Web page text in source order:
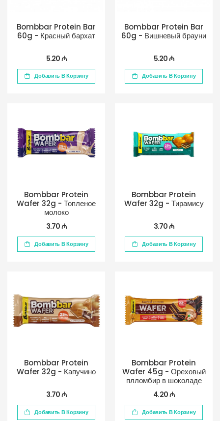
Bombbar Protein Bar
60g - Красный бархат
5.20 ₼
Добавить В Корзину
Bombbar Protein Bar
60g - Вишневый брауни
5.20 ₼
Добавить В Корзину
Bombbar Protein
Wafer 32g - Топленое
молоко
3.70 ₼
Добавить В Корзину
Bombbar Protein
Wafer 32g - Тирамису
3.70 ₼
Добавить В Корзину
Bombbar Protein
Wafer 32g - Капучино
3.70 ₼
Добавить В Корзину
Bombbar Protein
Wafer 45g - Ореховый
плломбир в шоколаде
4.20 ₼
Добавить В Корзину